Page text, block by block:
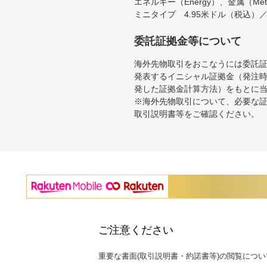
ミニタイプ 4.95米ドル（税込）
委託証拠金等について
海外先物取引をおこなうには委託
発表するイニシャル証拠金（発注
発した証拠金計算方法）をもとに
※海外先物取引について、必要な
取引説明書等をご確認ください。
ご注意ください
重要な書面(取引説明書・約諾書等)の閲覧につ